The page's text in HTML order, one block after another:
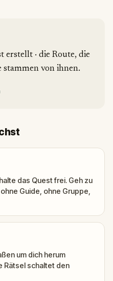
erstellt · die Route, die
stammen von ihnen.
das Quest frei. Geh zu
Guide, ohne Gruppe,
um dich herum
Rätsel schaltet den